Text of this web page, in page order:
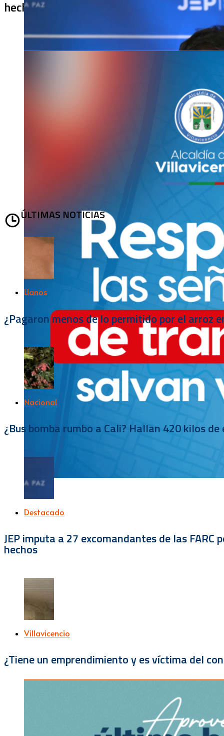
hechos
ÚLTIMAS NOTICIAS
Llanos
¿Pagaron menos de lo permitido por el arroz
Nacional
¿Bus bomba rumbo a Cali? Hallan 420 kilos
Destacado
JEP imputa a 27 excomandantes de las
hechos
Villavicencio
¿Tiene un emprendimiento y es víctima del